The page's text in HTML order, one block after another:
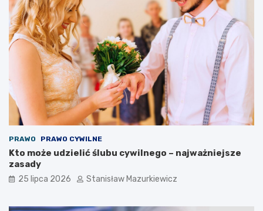
PRAWO PRAWO CYWILNE
Kto może udzielić ślubu cywilnego – najważniejsze
zasady
25 lipca 2026 Stanisław Mazurkiewicz